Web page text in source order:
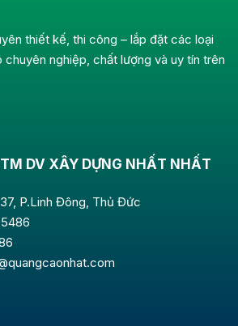
thiết kế, thi công – lắp đặt các loại
chuyên nghiệp, chất lượng và uy tín trên
DV XÂY DỰNG NHẤT NHẤT
P.Linh Đông, Thủ Đức